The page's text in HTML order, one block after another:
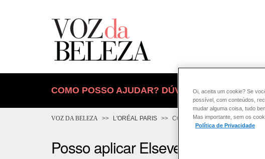
COMO POSSO AJUDAR? DÚVIDAS SOBRE:
VOZ DA BELEZA L'ORÉAL PARIS CONSULTORIA DE PRODUTOS
Posso aplicar Elseve Light Poo
Oi, aceita um cookie? Se
possível, com conteúdos,
mudar alguma coisa, tudo
Mas importante, sem os
Política de Privacidade